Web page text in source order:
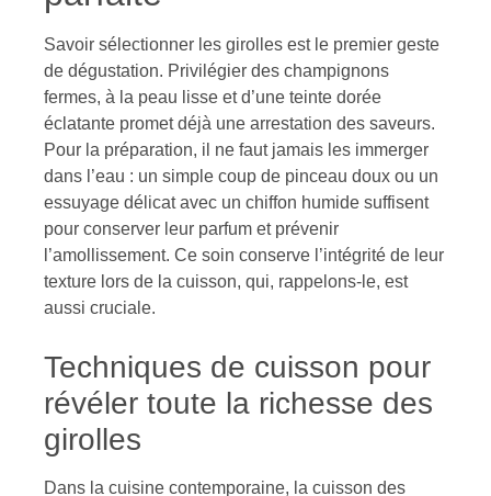
Savoir sélectionner les girolles est le premier geste
de dégustation. Privilégier des champignons
fermes, à la peau lisse et d’une teinte dorée
éclatante promet déjà une arrestation des saveurs.
Pour la préparation, il ne faut jamais les immerger
dans l’eau : un simple coup de pinceau doux ou un
essuyage délicat avec un chiffon humide suffisent
pour conserver leur parfum et prévenir
l’amollissement. Ce soin conserve l’intégrité de leur
texture lors de la cuisson, qui, rappelons-le, est
aussi cruciale.
Techniques de cuisson pour
révéler toute la richesse des
girolles
Dans la cuisine contemporaine, la cuisson des